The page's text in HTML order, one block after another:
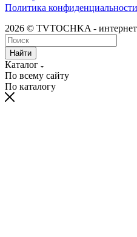
Политика конфиденциальности
2026 © TVTOCHKA -
Найти
Каталог
По всему сайту
По каталогу